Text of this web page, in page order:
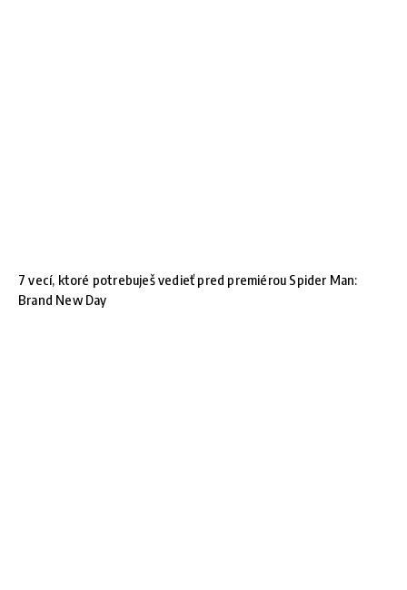
7 vecí, ktoré potrebuješ vedieť pred premiérou Spider Man:
Brand New Day